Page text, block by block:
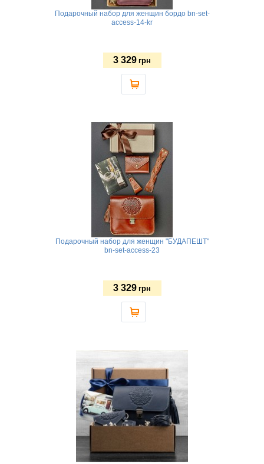
Маникюрные наборы
Зеркала косметические
Органайзеры для документов
Органайзеры для автомобиля
Аксессуары для бритья
Подарочный набор для женщин бордо bn-set-
access-14-kr
3 329 грн
Подарочный набор для женщин "БУДАПЕШТ"
bn-set-access-23
3 329 грн